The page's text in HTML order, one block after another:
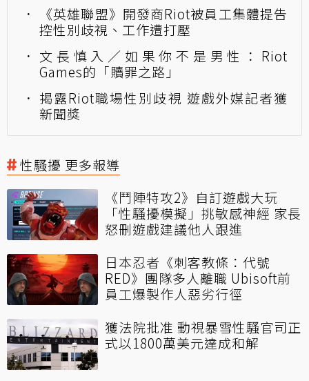
《英雄聯盟》開發商Riot被員工集體提告
控性別歧視、工作遭打壓
文長慎入／如果你不是男性：Riot
Games的「贖罪之路」
揭露Riot職場性別歧視 遊戲外媒記者獲
新聞獎
性騷擾 更多報導
《鬥陣特攻2》自訂遊戲大玩
「性騷擾模擬」挑敏感神經 家長
怒刪遊戲建議他人跟進
日本忍者《刺客教條：代號
RED》團隊多人離職 Ubisoft前
員工爆製作人惡劣行徑
獲法院批准 動視暴雪性騷官司正
式以1800萬美元達成和解